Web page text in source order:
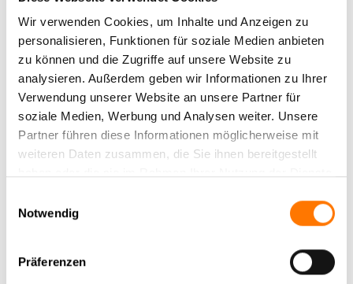
Wir verwenden Cookies, um Inhalte und Anzeigen zu
personalisieren, Funktionen für soziale Medien anbieten
zu können und die Zugriffe auf unsere Website zu
analysieren. Außerdem geben wir Informationen zu Ihrer
Verwendung unserer Website an unsere Partner für
soziale Medien, Werbung und Analysen weiter. Unsere
Partner führen diese Informationen möglicherweise mit
weiteren Daten zusammen, die Sie ihnen bereitgestellt
Notwendig
Präferenzen
rechtliche Rahmenbedingungen zu beachten und geschultes
Personal im Umgang mit Sicherheitsmaßnahmen zu haben.
Nur eine umfassende Strategie, die sowohl technische als
auch menschliche Faktoren berücksichtigt, kann wirksam vor
den drohenden Gefahren schützen und die
Unternehmenssicherheit erheblich steigern.
2. Die Bedrohung durch Abhörmaßnahmen:
Abhörmaßnahmen sind eine ernsthafte Gefahr, die
gefährden kann. Die Risiken reichen von finanziellen Verlusten